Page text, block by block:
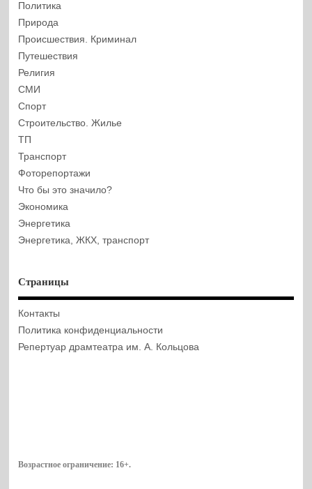
Политика
Природа
Происшествия. Криминал
Путешествия
Религия
СМИ
Спорт
Строительство. Жилье
ТП
Транспорт
Фоторепортажи
Что бы это значило?
Экономика
Энергетика
Энергетика, ЖКХ, транспорт
Страницы
Контакты
Политика конфиденциальности
Репертуар драмтеатра им. А. Кольцова
Возрастное ограничение: 16+.